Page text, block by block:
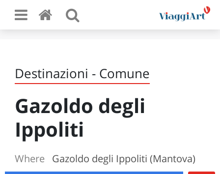
Destinazioni - Comune
Gazoldo degli
Ippoliti
Where Gazoldo degli Ippoliti (Mantova)